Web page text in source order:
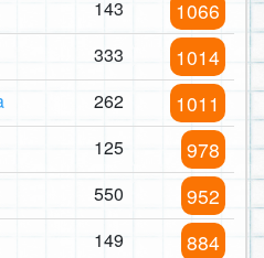
143 1066
333 1014
262 1011
125 978
550 952
149 884